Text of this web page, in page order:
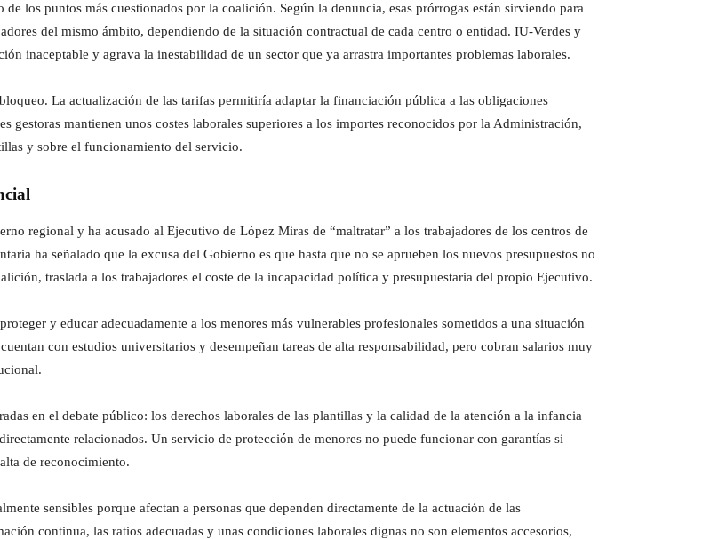
los puntos más cuestionados por la coalición. Según la denuncia, esas prórrogas están sirviendo para
del mismo ámbito, dependiendo de la situación contractual de cada centro o entidad. IU-Verdes y
inaceptable y agrava la inestabilidad de un sector que ya arrastra importantes problemas laborales.
La actualización de las tarifas permitiría adaptar la financiación pública a las obligaciones
gestoras mantienen unos costes laborales superiores a los importes reconocidos por la Administración,
y sobre el funcionamiento del servicio.
regional y ha acusado al Ejecutivo de López Miras de “maltratar” a los trabajadores de los centros de
ha señalado que la excusa del Gobierno es que hasta que no se aprueben los nuevos presupuestos no
traslada a los trabajadores el coste de la incapacidad política y presupuestaria del propio Ejecutivo.
y educar adecuadamente a los menores más vulnerables profesionales sometidos a una situación
con estudios universitarios y desempeñan tareas de alta responsabilidad, pero cobran salarios muy
en el debate público: los derechos laborales de las plantillas y la calidad de la atención a la infancia
relacionados. Un servicio de protección de menores no puede funcionar con garantías si
de reconocimiento.
sensibles porque afectan a personas que dependen directamente de la actuación de las
continua, las ratios adecuadas y unas condiciones laborales dignas no son elementos accesorios,